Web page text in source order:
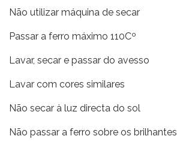
Não utilizar máquina de secar
Passar a ferro máximo 110Cº
Lavar, secar e passar do avesso
Lavar com cores similares
Não secar à luz directa do sol
Não passar a ferro sobre os brilhantes